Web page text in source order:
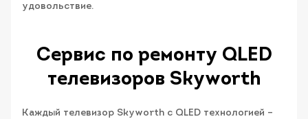
удовольствие.
Сервис по ремонту QLED
телевизоров Skyworth
Каждый телевизор Skyworth с QLED технологией –